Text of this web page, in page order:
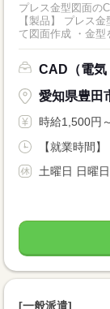
プレス金型図面の
【製品】 プレス金型 【詳細】 ・顧客のモデリングデータを
て図面作成 ・金型
CAD（電気
愛知県豊田
時給1,500円
【就業時間
土曜日 日曜日
[一般派遣]